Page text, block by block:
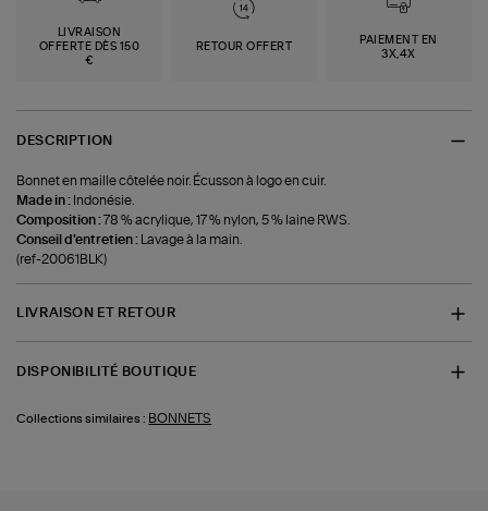
LIVRAISON
OFFERTE DÈS 150
€
RETOUR OFFERT
PAIEMENT EN
3X,4X
DESCRIPTION
Bonnet en maille côtelée noir. Écusson à logo en cuir.
Made in : Indonésie.
Composition :78 % acrylique, 17 % nylon, 5 % laine RWS.
Conseil d'entretien :
Lavage à la main.
(ref-20061BLK)
LIVRAISON ET RETOUR
DISPONIBILITÉ BOUTIQUE
Collections similaires : BONNETS